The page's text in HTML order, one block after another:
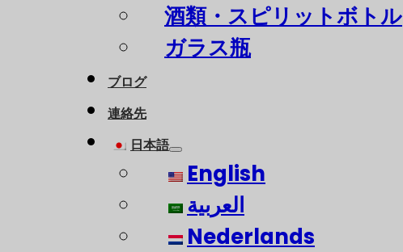
酒類・スピリットボトル
ガラス瓶
ブログ
連絡先
日本語
English
العربية
Nederlands